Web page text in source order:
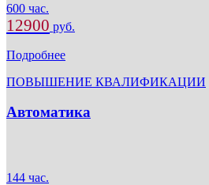
600 час.
12900 руб.
Подробнее
ПОВЫШЕНИЕ КВАЛИФИКАЦИИ
Автоматика
144 час.